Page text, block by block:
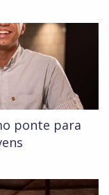
ponte para